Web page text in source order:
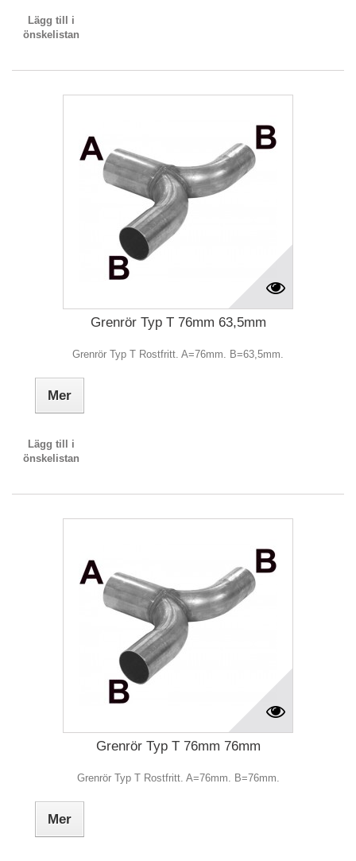
Lägg till i
önskelistan
Grenrör Typ T 76mm 63,5mm
Grenrör Typ T Rostfritt. A=76mm. B=63,5mm.
Mer
Lägg till i
önskelistan
Grenrör Typ T 76mm 76mm
Grenrör Typ T Rostfritt. A=76mm. B=76mm.
Mer